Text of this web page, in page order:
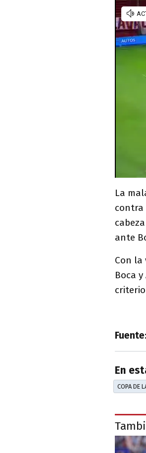
La
contra
ante
Con
Boca
Fuente
En
COPA DE